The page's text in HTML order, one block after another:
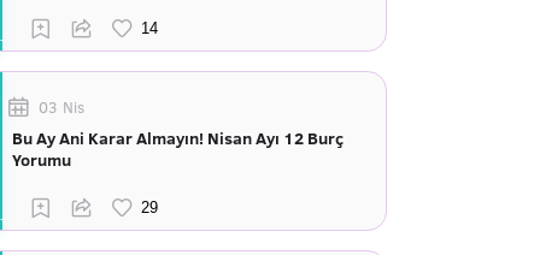
03 Nis
Bu Ay Ani Karar Almayın! Nisan Ayı 12 Burç
Yorumu